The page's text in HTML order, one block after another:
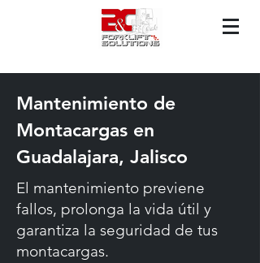
Mantenimiento de
Montacargas en
Guadalajara, Jalisco
El mantenimiento previene
fallos, prolonga la vida útil y
garantiza la seguridad de tus
montacargas.